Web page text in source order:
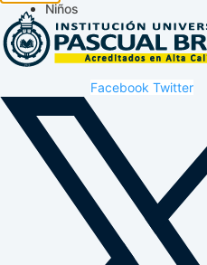
Niños
Facebook Twitter